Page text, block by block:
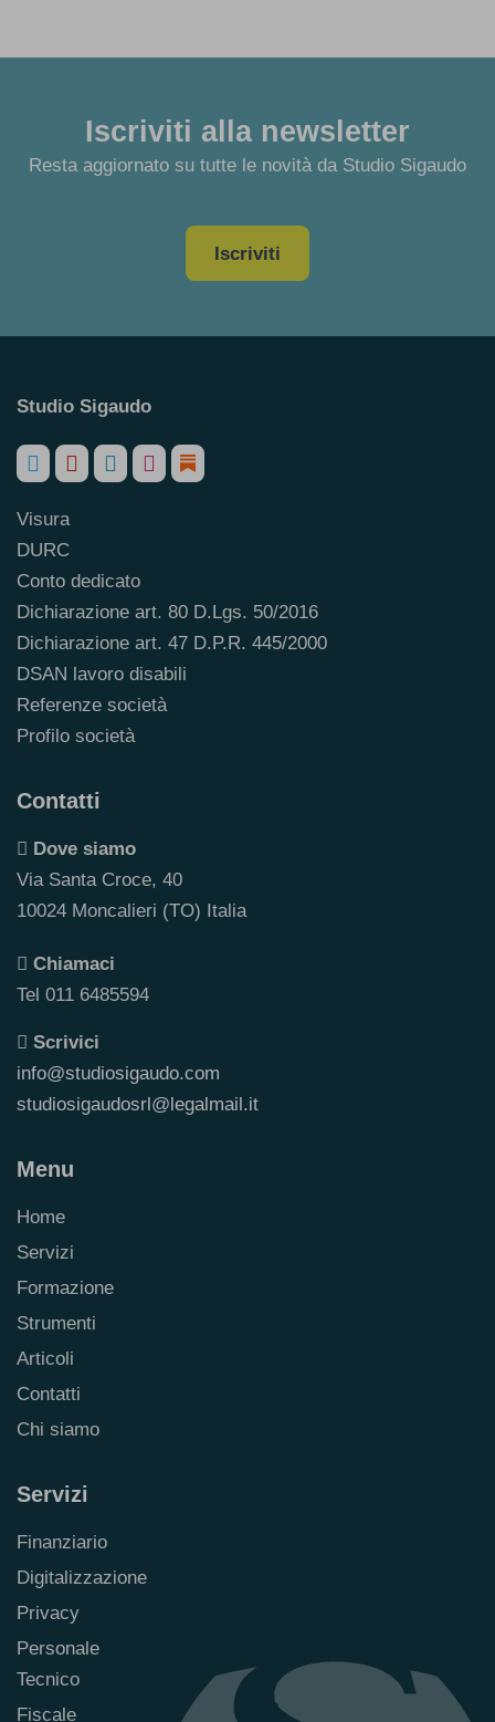
Iscriviti alla newsletter
Resta aggiornato su tutte le novità da Studio Sigaudo
Iscriviti
Studio Sigaudo
Visura
DURC
Conto dedicato
Dichiarazione art. 80 D.Lgs. 50/2016
Dichiarazione art. 47 D.P.R. 445/2000
DSAN lavoro disabili
Referenze società
Profilo società
Contatti
Dove siamo
Via Santa Croce, 40
10024 Moncalieri (TO) Italia
Chiamaci
Tel 011 6485594
Scrivici
info@studiosigaudo.com
studiosigaudosrl@legalmail.it
Menu
Home
Servizi
Formazione
Strumenti
Articoli
Contatti
Chi siamo
Servizi
Finanziario
Digitalizzazione
Privacy
Personale
Tecnico
Fiscale